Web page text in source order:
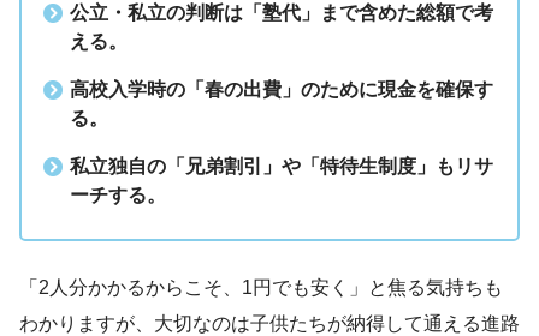
公立・私立の判断は「塾代」まで含めた総額で考
える。
高校入学時の「春の出費」のために現金を確保す
る。
私立独自の「兄弟割引」や「特待生制度」もリサ
ーチする。
「2人分かかるからこそ、1円でも安く」と焦る気持ちも
わかりますが、大切なのは子供たちが納得して通える進路